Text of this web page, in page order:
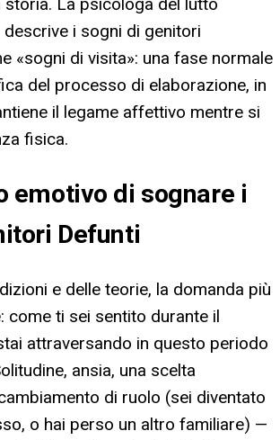
i sogni di genitori
«sogni di visita»: una fase normale
del processo di elaborazione, in
il legame affettivo mentre si
fisica.
emotivo di sognare i
Defunti
e delle teorie, la domanda più
come ti sei sentito durante il
attraversando in questo periodo
ansia, una scelta
di ruolo (sei diventato
o hai perso un altro familiare) —